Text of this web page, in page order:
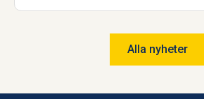
och går nu Hovslagarutbildningen,
Alla nyheter